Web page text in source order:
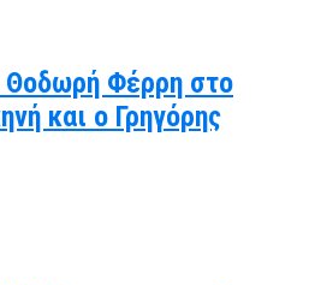
Φέρρη στο
και ο Γρηγόρης